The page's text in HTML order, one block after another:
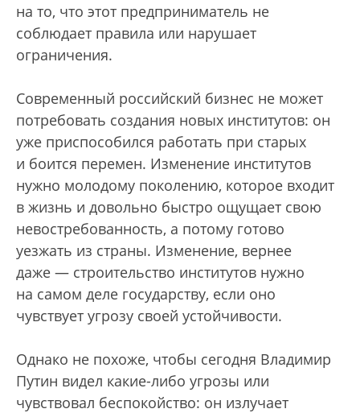
на то, что этот предприниматель не
соблюдает правила или нарушает
ограничения.
Современный российский бизнес не может
потребовать создания новых институтов: он
уже приспособился работать при старых
и боится перемен. Изменение институтов
нужно молодому поколению, которое входит
в жизнь и довольно быстро ощущает свою
невостребованность, а потому готово
уезжать из страны. Изменение, вернее
даже — строительство институтов нужно
на самом деле государству, если оно
чувствует угрозу своей устойчивости.
Однако не похоже, чтобы сегодня Владимир
Путин видел какие-либо угрозы или
чувствовал беспокойство: он излучает